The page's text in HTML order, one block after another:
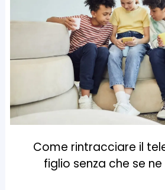
Come rintracciare il
figlio senza che se